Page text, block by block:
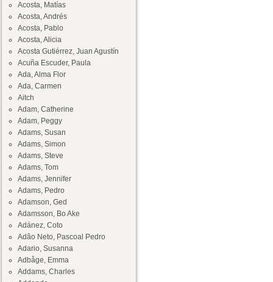
Acosta, Matías
Acosta, Andrés
Acosta, Pablo
Acosta, Alicia
Acosta Gutiérrez, Juan Agustín
Acuña Escuder, Paula
Ada, Alma Flor
Ada, Carmen
Aitch
Adam, Catherine
Adam, Peggy
Adams, Susan
Adams, Simon
Adams, Steve
Adams, Tom
Adams, Jennifer
Adams, Pedro
Adamson, Ged
Adamsson, Bo Ake
Adánez, Coto
Adâo Neto, Pascoal Pedro
Adario, Susanna
Adbåge, Emma
Addams, Charles